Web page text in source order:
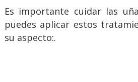
Es importante cuidar las
puedes aplicar estos
su aspecto:.